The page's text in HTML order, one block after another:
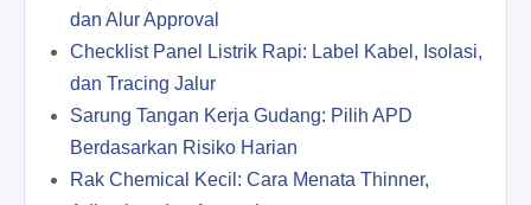
dan Alur Approval
Checklist Panel Listrik Rapi: Label Kabel, Isolasi,
dan Tracing Jalur
Sarung Tangan Kerja Gudang: Pilih APD
Berdasarkan Risiko Harian
Rak Chemical Kecil: Cara Menata Thinner,